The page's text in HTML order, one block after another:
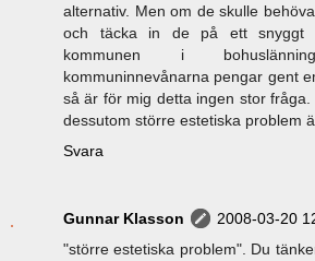
alternativ. Men om de skulle
och täcka in de på ett snyggt
kommunen i
kommuninnevånarna pengar gent
så är för mig detta ingen stor
dessutom större estetiska problem
Svara
Gunnar Klasson
2008-03-20
"större estetiska problem". Du